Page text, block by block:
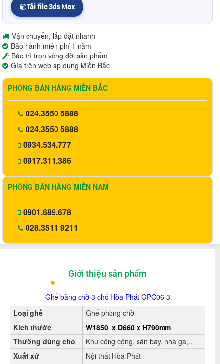
Tải file 3ds Max
Vận chuyển, lắp đặt nhanh
Bảo hành miễn phí 1 năm
Bảo trì trọn vòng đời sản phẩm
Gía trên web áp dụng Miền Bắc
PHÒNG BÁN HÀNG MIỀN BẮC
024.3550 5888
024.3550 5888
0934.534.777
0917.311.386
PHÒNG BÁN HÀNG MIỀN NAM
0901.689.678
028.3511 9211
Giới thiệu sản phẩm
Ghế băng chờ 3 chỗ Hòa Phát GPC06-3
Loại ghế
Ghế phòng chờ
Kích thước
W1850 x D660 x H790mm
Thường dùng cho
Khu công cộng, sân bay, nhà ga,...
Xuất xứ
Nội thất Hòa Phát